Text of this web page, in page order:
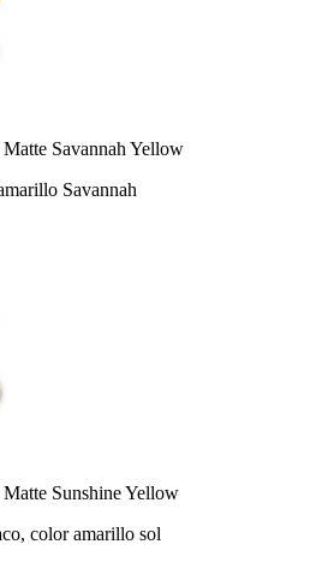
Savannah Yellow
Savannah
Sunshine Yellow
color amarillo sol